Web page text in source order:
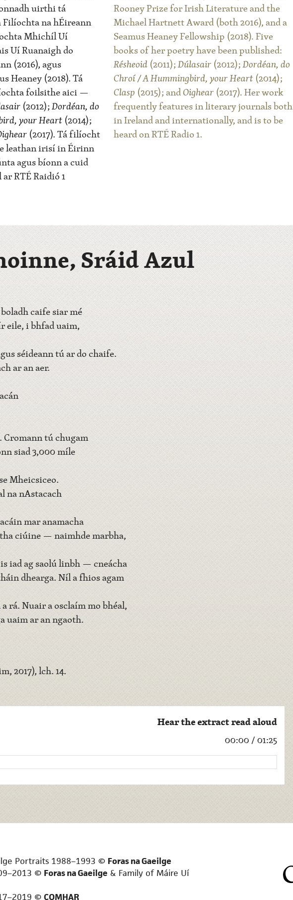
uirthi tá
Filíochta na hÉireann
Mhichíl Uí
Uí Ruanaigh do
(2016), agus
Heaney (2018). Tá
foilsithe aici —
(2012);Dordéan, do
your Heart(2014);
(2017). Tá filíocht
leathan irisí in Éirinn
agus bíonn a cuid
RTÉ Raidió 1
Rooney Prize for Irish Literature and the
Michael Hartnett Award (both 2016), and a
Seamus Heaney Fellowship (2018). Five
books of her poetry have been published:
Résheoid(2011);Dúlasair(2012);Dordéan, do
Chroí / A Hummingbird, your Heart (2014);
Clasp (2015); andOighear(2017). Her work
frequently features in literary journals both
in Ireland and internationally, and is to be
heard on RTÉ Radio 1.
Sráid Azul
caife siar mé
eile, i bhfad uaim,
séideann tú ar do chaife.
ar an aer.
Cromann tú chugam
siad 3,000 míle
Mheicsiceo.
na nAstacach
mar anamacha
ciúine — naimhde marbha,
iad ag saolú linbh — cneácha
dhearga. Níl a fhios agam
rá. Nuair a osclaím mo bhéal,
uaim ar an ngaoth.
2017), lch. 14.
Hear the extract read aloud
00:00 /01:25
Portraits 1988–1993 © Foras na Gaeilge
© Foras na Gaeilge & Family of Máire Uí
© COMHAR